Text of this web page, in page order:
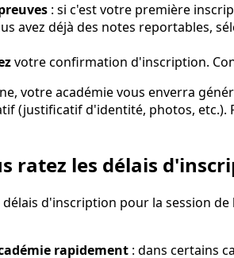
: si c'est votre première
avez déjà des notes reportables,
votre confirmation d'inscription.
votre académie vous enverra
(justificatif d'identité, photos, etc.).
ratez les délais
délais d'inscription pour la session
rapidement : dans certains